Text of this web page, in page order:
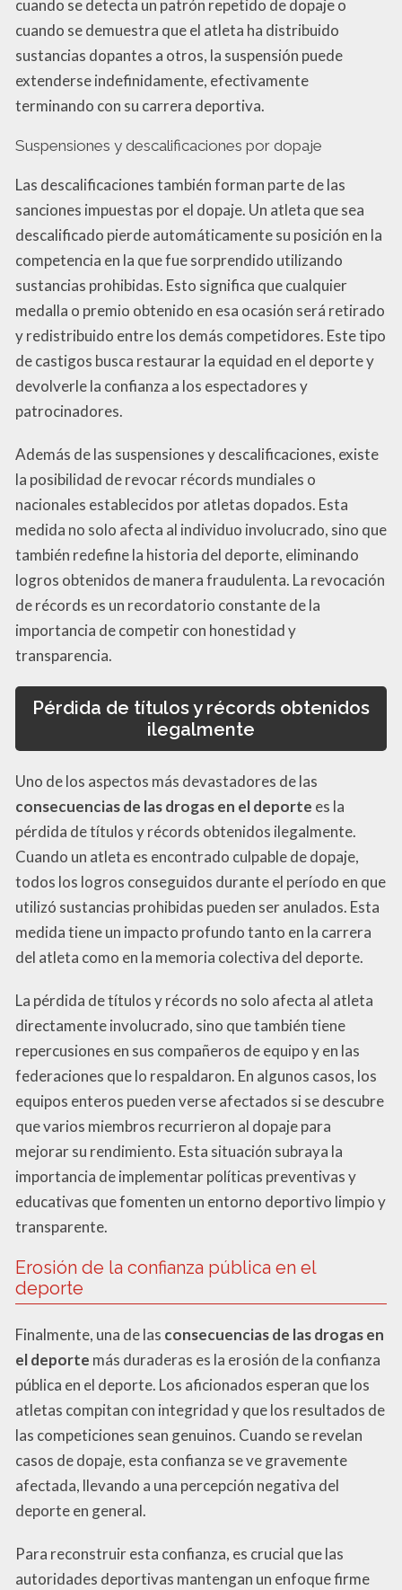
cuando se detecta un patrón repetido de dopaje o
cuando se demuestra que el atleta ha distribuido
sustancias dopantes a otros, la suspensión puede
extenderse indefinidamente, efectivamente
terminando con su carrera deportiva.
Suspensiones y descalificaciones por dopaje
Las descalificaciones también forman parte de las
sanciones impuestas por el dopaje. Un atleta que sea
descalificado pierde automáticamente su posición en la
competencia en la que fue sorprendido utilizando
sustancias prohibidas. Esto significa que cualquier
medalla o premio obtenido en esa ocasión será retirado
y redistribuido entre los demás competidores. Este tipo
de castigos busca restaurar la equidad en el deporte y
devolverle la confianza a los espectadores y
patrocinadores.
Además de las suspensiones y descalificaciones, existe
la posibilidad de revocar récords mundiales o
nacionales establecidos por atletas dopados. Esta
medida no solo afecta al individuo involucrado, sino que
también redefine la historia del deporte, eliminando
logros obtenidos de manera fraudulenta. La revocación
de récords es un recordatorio constante de la
importancia de competir con honestidad y
transparencia.
Pérdida de títulos y récords obtenidos
ilegalmente
Uno de los aspectos más devastadores de las
consecuencias de las drogas en el deporte es la
pérdida de títulos y récords obtenidos ilegalmente.
Cuando un atleta es encontrado culpable de dopaje,
todos los logros conseguidos durante el período en que
utilizó sustancias prohibidas pueden ser anulados. Esta
medida tiene un impacto profundo tanto en la carrera
del atleta como en la memoria colectiva del deporte.
La pérdida de títulos y récords no solo afecta al atleta
directamente involucrado, sino que también tiene
repercusiones en sus compañeros de equipo y en las
federaciones que lo respaldaron. En algunos casos, los
equipos enteros pueden verse afectados si se descubre
que varios miembros recurrieron al dopaje para
mejorar su rendimiento. Esta situación subraya la
importancia de implementar políticas preventivas y
educativas que fomenten un entorno deportivo limpio y
transparente.
Erosión de la confianza pública en el
deporte
Finalmente, una de las consecuencias de las drogas en
el deporte más duraderas es la erosión de la confianza
pública en el deporte. Los aficionados esperan que los
atletas compitan con integridad y que los resultados de
las competiciones sean genuinos. Cuando se revelan
casos de dopaje, esta confianza se ve gravemente
afectada, llevando a una percepción negativa del
deporte en general.
Para reconstruir esta confianza, es crucial que las
autoridades deportivas mantengan un enfoque firme